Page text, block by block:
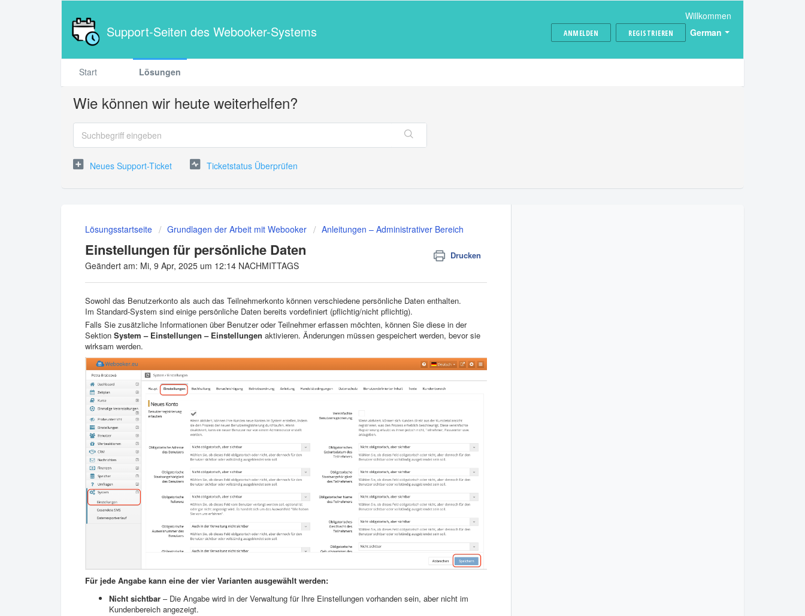
Support-Seiten des Webooker-Systems German
Willkommen
ANMELDEN REGISTRIEREN
Start Lösungen
Wie können wir heute weiterhelfen?
Neues Support-Ticket Ticketstatus Überprüfen
Lösungsstartseite Grundlagen der Arbeit mit Webooker Anleitungen – Administrativer Bereich
Einstellungen für persönliche Daten Drucken
Geändert am: Mi, 9 Apr, 2025 um 12:14 NACHMITTAGS
Sowohl das Benutzerkonto als auch das Teilnehmerkonto können verschiedene persönliche Daten enthalten.
Im Standard-System sind einige persönliche Daten bereits vordefiniert (pflichtig/nicht pflichtig).
Falls Sie zusätzliche Informationen über Benutzer oder Teilnehmer erfassen möchten, können Sie diese in der
Sektion System – Einstellungen – Einstellungen aktivieren. Änderungen müssen gespeichert werden, bevor sie
wirksam werden.
Für jede Angabe kann eine der vier Varianten ausgewählt werden:
Nicht sichtbar – Die Angabe wird in der Verwaltung für Ihre Einstellungen vorhanden sein, aber nicht im
Kundenbereich angezeigt.